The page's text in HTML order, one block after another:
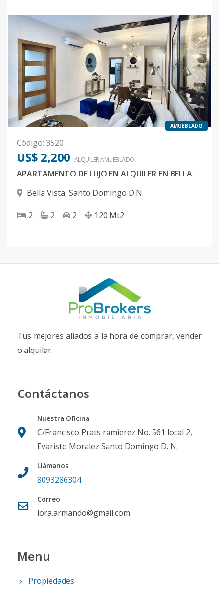
AMUEBLADO
Código: 3520
US$ 2,200 ALQUILERAMUEBLADO
APARTAMENTO DE LUJO EN ALQUILER EN BELLA VISTA
Bella Vista, Santo Domingo D.N.
2 2 2 120 Mt2
Tus mejores aliados a la hora de comprar, vender
o alquilar.
Contáctanos
Nuestra Oficina
C/Francisco Prats ramierez No. 561 local 2,
Evaristo Moralez Santo Domingo D. N.
Llámanos
8093286304
Correo
lora.armando@gmail.com
Menu
Propiedades